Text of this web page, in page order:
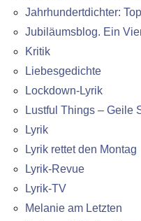
Jahrhundertdichter:
Jubiläumsblog. Ein
Kritik
Liebesgedichte
Lockdown-Lyrik
Lustful Things – Geile
Lyrik
Lyrik rettet den Montag
Lyrik-Revue
Lyrik-TV
Melanie am Letzten